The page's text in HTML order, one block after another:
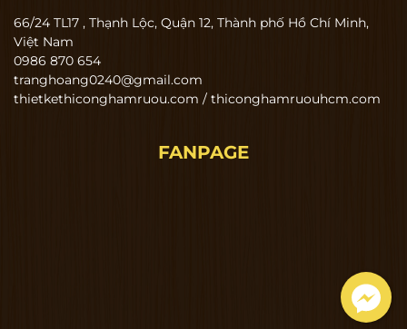
66/24 TL17 , Thạnh Lộc, Quận 12, Thành phố Hồ Chí Minh,
Việt Nam
0986 870 654
tranghoang0240@gmail.com
thietkethiconghamruou.com / thiconghamruouhcm.com
FANPAGE